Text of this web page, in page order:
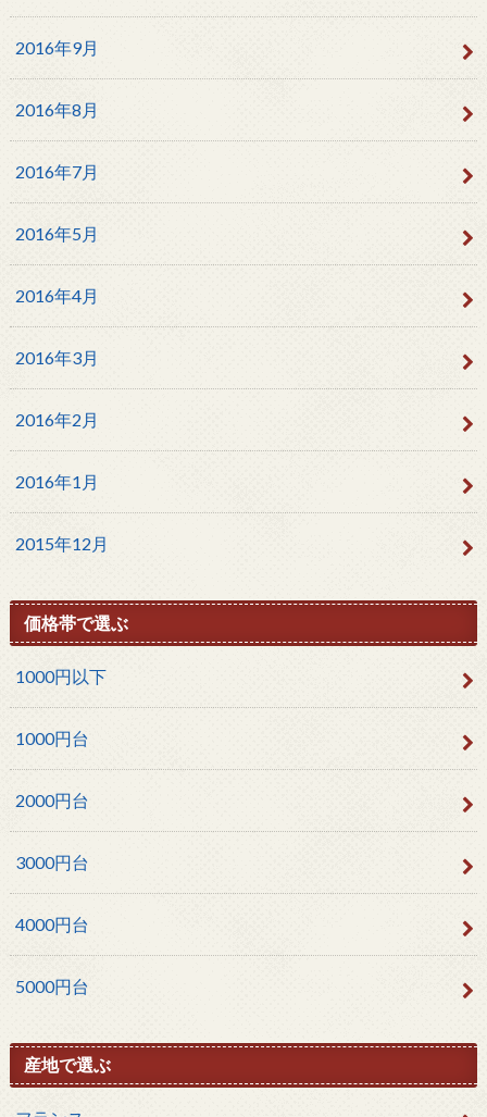
2016年9月
2016年8月
2016年7月
2016年5月
2016年4月
2016年3月
2016年2月
2016年1月
2015年12月
価格帯で選ぶ
1000円以下
1000円台
2000円台
3000円台
4000円台
5000円台
産地で選ぶ